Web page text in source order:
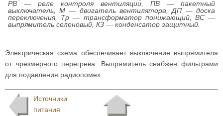
РВ — реле контроля вентиляции, ПВ — пакетный
выключатель, М — двигатель вентилятора, ДП — доска
переключения, Тр — трансформатор понижающий, ВС —
выпрямитель селеновый, К3 — конденсатор защитный.
Электрическая схема обеспечивает выключение выпрямителя
от чрезмерного перегрева. Выпрямитель снабжен фильтрами
для подавления радиопомех.
Источники
питания